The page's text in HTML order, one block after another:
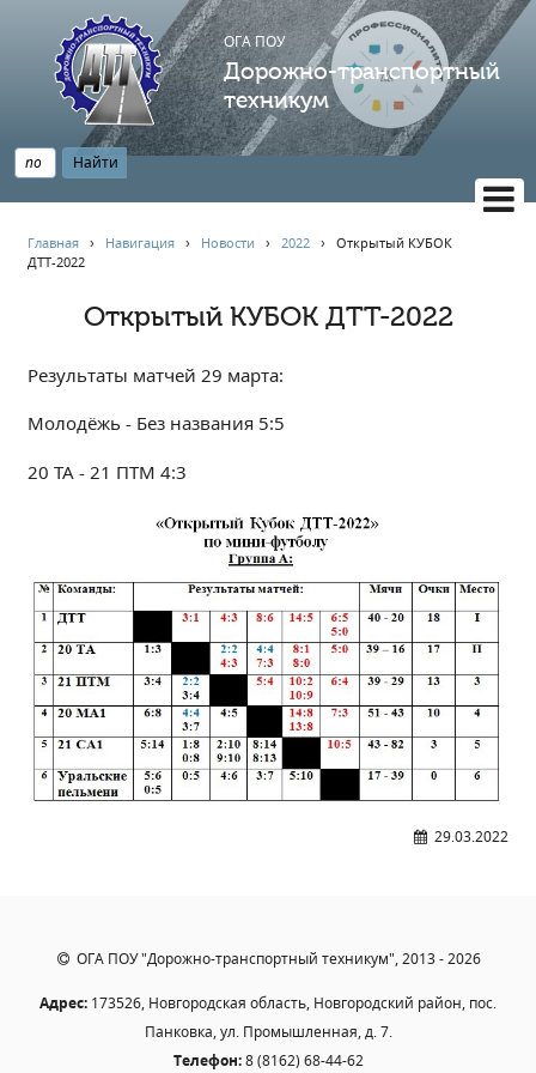
ОГА ПОУ
Дорожно-транспортный
техникум
НАВИГАЦИЯ
Главная
АБИТУРИЕНТУ
Опрос по качеству образования
Наблюдательный совет
Информация
Независимая оценка качества
Профориентация
Обращения онлайн
Контакты
Региональный центр по профилактике ДДТТ
Учебно-производственный комплекс
Центр карьеры
Противодействие коррупции
Основные сведения
Структура и органы управления образовательной
организацией
Главная › Навигация › Новости ›2022 ›Открытый КУБОК
ДТТ-2022
Открытый КУБОК ДТТ-2022
Результаты матчей 29 марта:
Молодёжь - Без названия 5:5
20 ТА - 21 ПТМ 4:3
29.03.2022
ОГА ПОУ "Дорожно-транспортный техникум", 2013 - 2026
Адрес: 173526, Новгородская область, Новгородский район, пос.
Панковка, ул. Промышленная, д. 7.
Телефон:8 (8162) 68-44-62